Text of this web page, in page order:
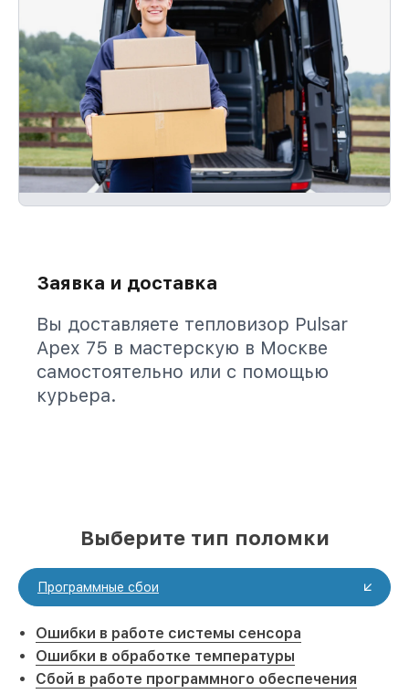
Заявка и доставка
Вы доставляете тепловизор Pulsar
Apex 75 в мастерскую в Москве
самостоятельно или с помощью
курьера.
Выберите тип поломки
Программные сбои
Ошибки в работе системы сенсора
Ошибки в обработке температуры
Сбой в работе программного обеспечения